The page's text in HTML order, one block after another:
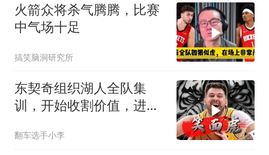
火箭众将杀气腾腾，比赛
中气场十足
搞笑脑洞研究所
东契奇组织湖人全队集
训，开始收割价值，进行
翻车选手小李